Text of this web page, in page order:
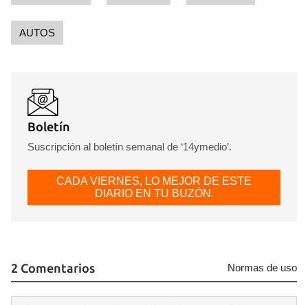
AUTOS
Boletín
Suscripción al boletín semanal de ‘14ymedio’.
CADA VIERNES, LO MEJOR DE ESTE
DIARIO EN TU BUZÓN.
2 Comentarios Normas de uso